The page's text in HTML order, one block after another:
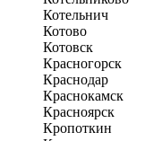
Котельнич
Котово
Котовск
Красногорск
Краснодар
Краснокамск
Красноярск
Кропоткин